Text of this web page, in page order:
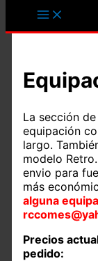
La sección
equipación
largo.
modelo
envio para
más
alguna
Precios
pedido: